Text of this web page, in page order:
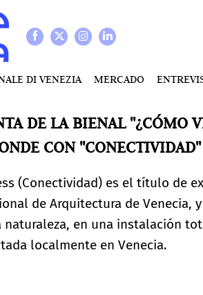
DI VENEZIA MERCADO
DE LA BIENAL "¿CÓMO
CON "CONECTIVIDAD"
(Conectividad) es el título de
de Arquitectura de Venecia,
naturaleza, en una instalación
localmente en Venecia.